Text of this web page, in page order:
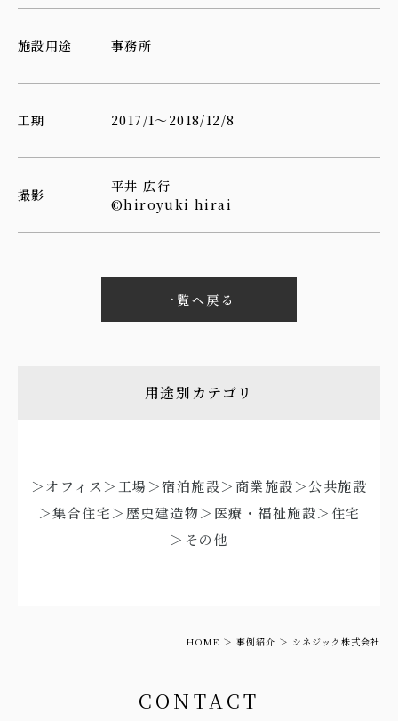
施設用途 事務所
工期 2017/1～2018/12/8
撮影
平井 広行
©️hiroyuki hirai
一覧へ戻る
用途別カテゴリ
＞オフィス ＞工場 ＞宿泊施設＞商業施設＞公共施設
＞集合住宅＞歴史建造物＞医療・福祉施設＞住宅
＞その他
HOME 事例紹介 シネジック株式会社
CONTACT